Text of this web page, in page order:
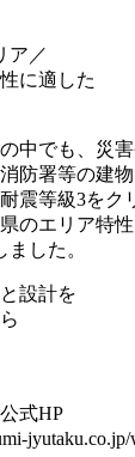
ア／
に適した
中でも、 災
防署等の建
耐震等級3をク
のエリア特
ました。
設計を
式HP
jyutaku.co.jp/